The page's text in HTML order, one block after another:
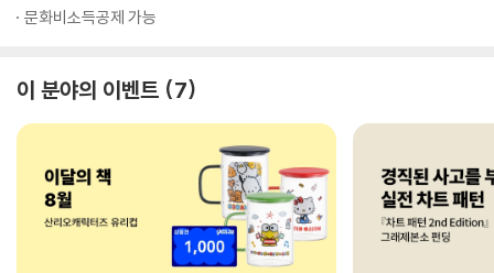
문화비소득공제 가능
이 분야의 이벤트 7